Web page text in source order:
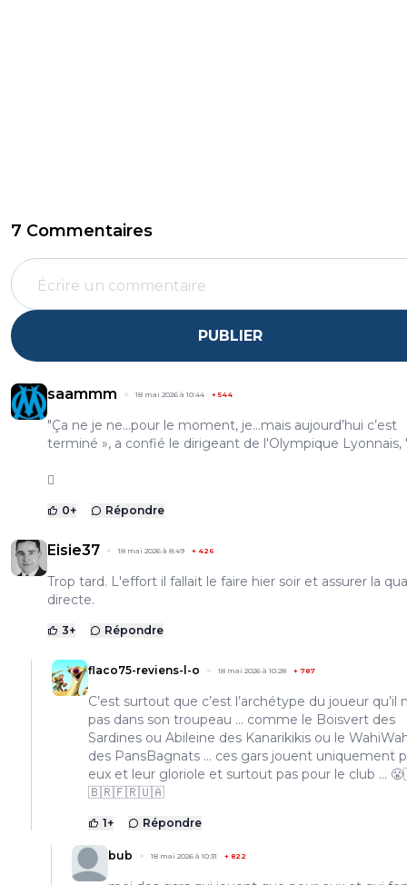
7 Commentaires
PUBLIER
saammm 18 mai 2026 à 10:44 +544
"Ça ne je ne...pour le moment, je...mais aujourd’hui c’est
terminé », a confié le dirigeant de l'Olympique Lyonnais,
🫪
0+ Répondre
Eisie37 18 mai 2026 à 8:49 + 426
Trop tard. L'effort il fallait le faire hier soir et assurer la
directe.
3+ Répondre
flaco75-reviens-l-o 18 mai 2026 à 10:28 + 787
C’est surtout que c’est l’archétype du joueur qu’il
pas dans son troupeau … comme le Boisvert des
Sardines ou Abileine des Kanarikikis ou le
des PansBagnats … ces gars jouent uniquement
eux et leur gloriole et surtout pas pour le club …
🇧🇷🇫🇷🇺🇦
1+ Répondre
bub 18 mai 2026 à 10:31 + 822